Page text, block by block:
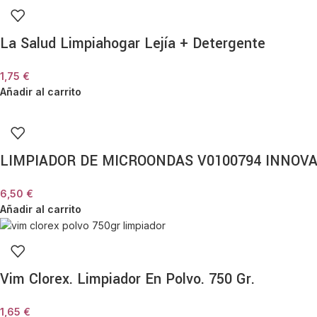
La Salud Limpiahogar Lejía + Detergente
1,75 €
Añadir al carrito
LIMPIADOR DE MICROONDAS V0100794
6,50 €
Añadir al carrito
Vim Clorex. Limpiador En Polvo. 750 Gr.
1,65 €